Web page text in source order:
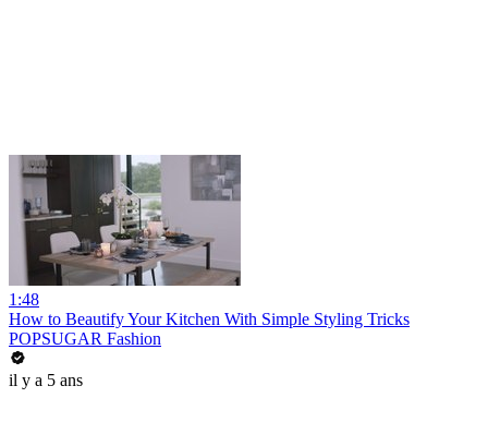
1:48
How to Beautify Your Kitchen With Simple Styling Tricks
POPSUGAR Fashion
il y a 5 ans